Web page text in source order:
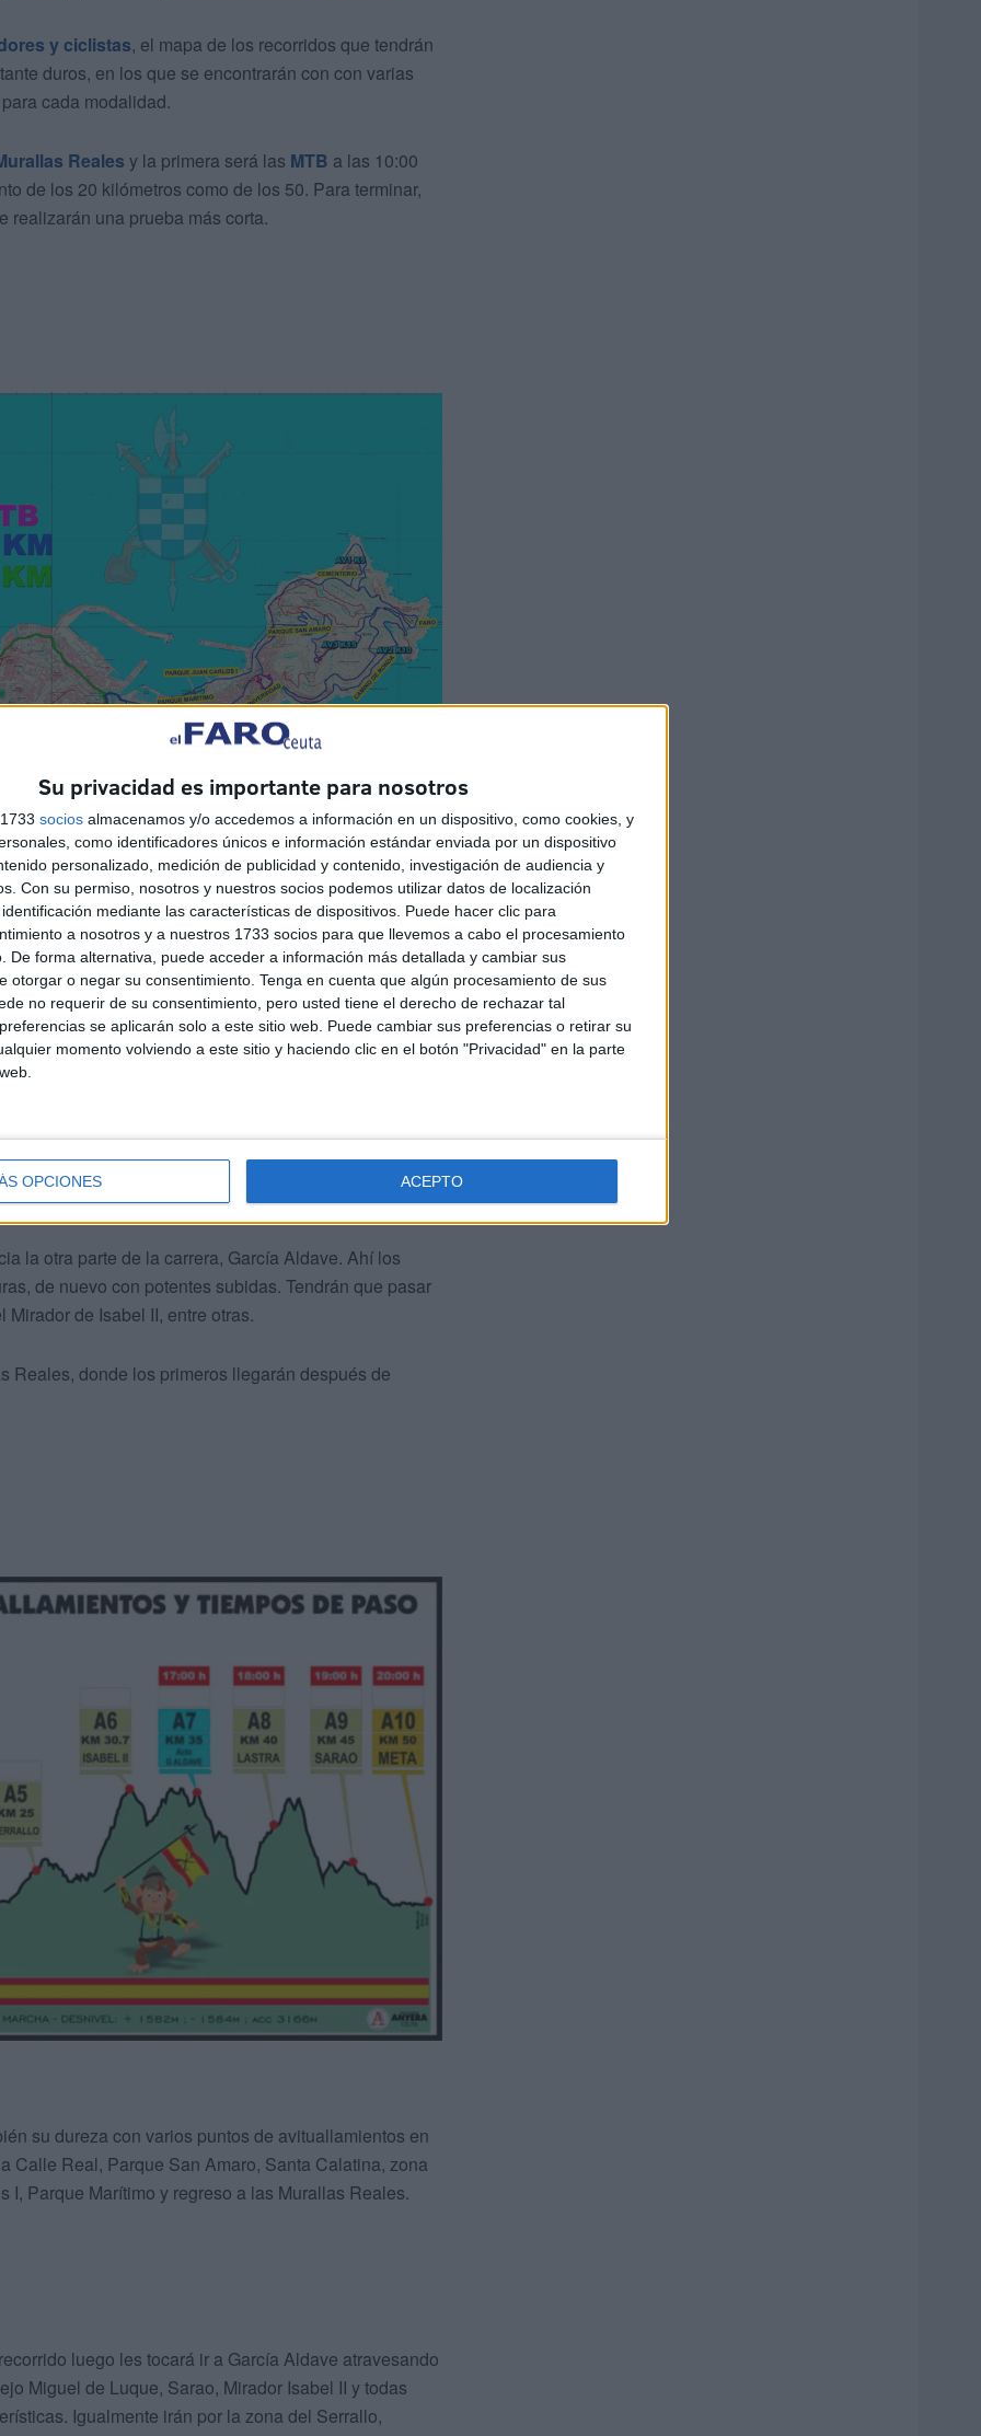
Su privacidad es importante para nosotros
socios almacenamos y/o accedemos a información en un dispositivo, como cookies, y
como identificadores únicos e información estándar enviada por un dispositivo
personalizado, medición de publicidad y contenido, investigación de audiencia y
Con su permiso, nosotros y nuestros socios podemos utilizar datos de localización
mediante las características de dispositivos. Puede hacer clic para
a nosotros y a nuestros 1733 socios para que llevemos a cabo el procesamiento
De forma alternativa, puede acceder a información más detallada y cambiar sus
otorgar o negar su consentimiento. Tenga en cuenta que algún procesamiento de sus
no requerir de su consentimiento, pero usted tiene el derecho de rechazar tal
se aplicarán solo a este sitio web. Puede cambiar sus preferencias o retirar su
momento volviendo a este sitio y haciendo clic en el botón "Privacidad" en la parte
OPCIONES ACEPTO
y ciclistas, el mapa de los recorridos que tendrán
duros, en los que se encontrarán con con varias
cada modalidad.
Reales y la primera será las MTB a las 10:00
de los 20 kilómetros como de los 50. Para terminar,
realizarán una prueba más corta.
con una salida neutralizada en los primeros
donde coincidirán en tramos con corredores, pero
subidas.
la otra parte de la carrera, García Aldave. Ahí los
de nuevo con potentes subidas. Tendrán que pasar
de Isabel II, entre otras.
Reales, donde los primeros llegarán después de
su dureza con varios puntos de avituallamientos en
Calle Real, Parque San Amaro, Santa Calatina, zona
Parque Marítimo y regreso a las Murallas Reales.
luego les tocará ir a García Aldave atravesando
Miguel de Luque, Sarao, Mirador Isabel II y todas
Igualmente irán por la zona del Serrallo,